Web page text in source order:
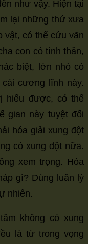
như vậy. Hiện tại
lại những thứ xưa
vật, có thể cứu vãn
con có tình thân,
biệt, lớn nhỏ có
cương lĩnh này.
hiểu được, có thể
gian này tuyệt đối
hóa giải xung đột
có xung đột nữa.
xem trọng. Hóa
gì? Dùng luân lý
nhiên.
không có xung
là từ trong vọng